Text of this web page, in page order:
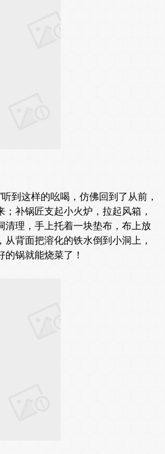
到这样的吆喝，仿佛回到了从前，
补锅匠支起小火炉，拉起风箱，
清理，手上托着一块垫布，布上放
背面把溶化的铁水倒到小洞上，
锅就能烧菜了！